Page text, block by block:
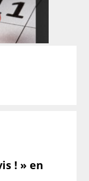
! » en